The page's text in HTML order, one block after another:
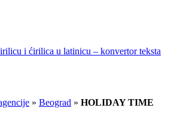
i ćirilica u latinicu – konvertor teksta
» Beograd » HOLIDAY TIME